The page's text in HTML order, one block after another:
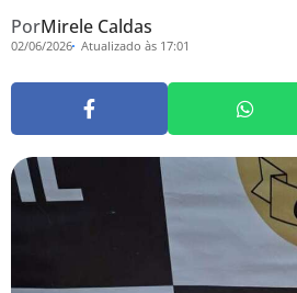
PorMirele Caldas
02/06/2026 Atualizado às 17:01